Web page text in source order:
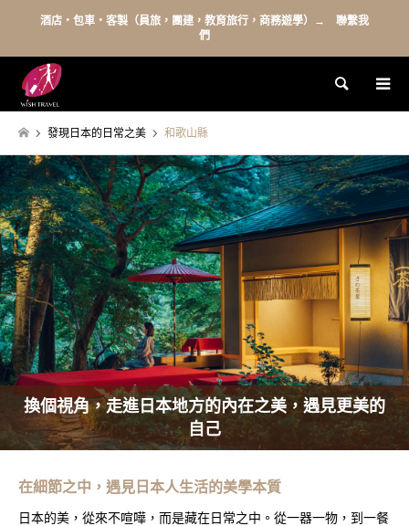
酒店・包車・客製（員旅，團建，教育旅行，商務遊學）→ 聯繫我
們
Search
發現日本的日常之美 和歌山縣
換個視角，走進日本地方的內在之美，遇見更美的
自己
在細節之中，遇見日本人生活的美學本質
日本的美，從來不喧嘩，而是藏在日常之中。從一器一物，到一餐